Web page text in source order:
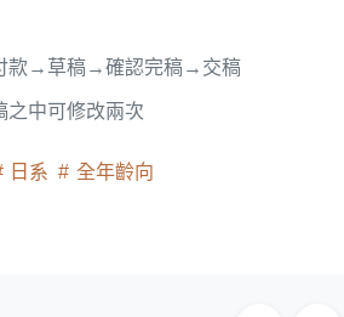
款→草稿→確認完稿→交稿
之中可修改兩次
日系 全年齡向